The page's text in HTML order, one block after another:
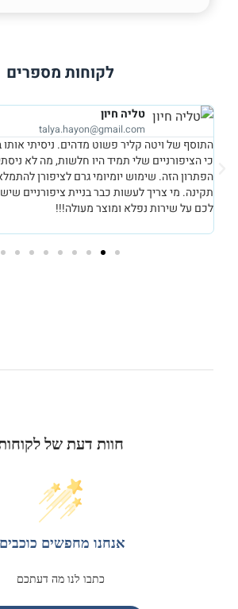
לקוחות מספרים
טליה חיון
talya.hayon@gmail.com
התוסף של ויטה קליר פשוט מדהים. ניסיתי
כי הציפורניים שלי תמיד היו חלשות, מה לא
הפתרון הזה. שימוש יומיומי גרם לציפורן
תקינה. מי צריך לעשות כבר בניית ציפורניים
לכם על שירות נפלא ומוצר מעולה!!!
חוות דעת של
אנחנו מחפשים
כתבו לנו מה דעתכם